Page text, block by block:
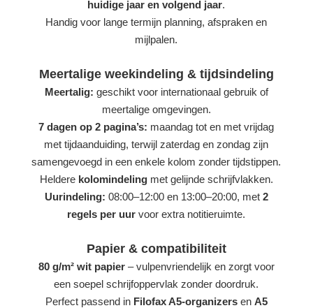
huidige jaar en volgend jaar.
Handig voor lange termijn planning, afspraken en
mijlpalen.
Meertalige weekindeling & tijdsindeling
Meertalig: geschikt voor internationaal gebruik of
meertalige omgevingen.
7 dagen op 2 pagina’s: maandag tot en met vrijdag
met tijdaanduiding, terwijl zaterdag en zondag zijn
samengevoegd in een enkele kolom zonder tijdstippen.
Heldere kolomindelingmet gelijnde schrijfvlakken.
Uurindeling: 08:00–12:00 en 13:00–20:00, met 2
regels per uur voor extra notitieruimte.
Papier & compatibiliteit
80 g/m² wit papier– vulpenvriendelijk en zorgt voor
een soepel schrijfoppervlak zonder doordruk.
Perfect passend in Filofax A5-organizersen A5